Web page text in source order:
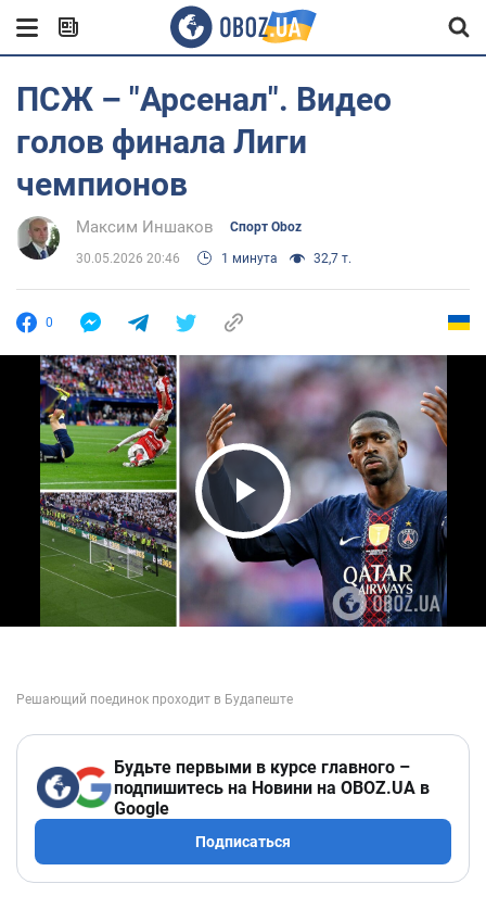
ПСЖ – "Арсенал". Видео
голов финала Лиги
чемпионов
Максим Иншаков Спорт Oboz
30.05.2026 20:46 1 минута 32,7 т.
0
Play Video
Будьте первыми в курсе главного –
подпишитесь на Новини на OBOZ.UA в
Google
Подписаться